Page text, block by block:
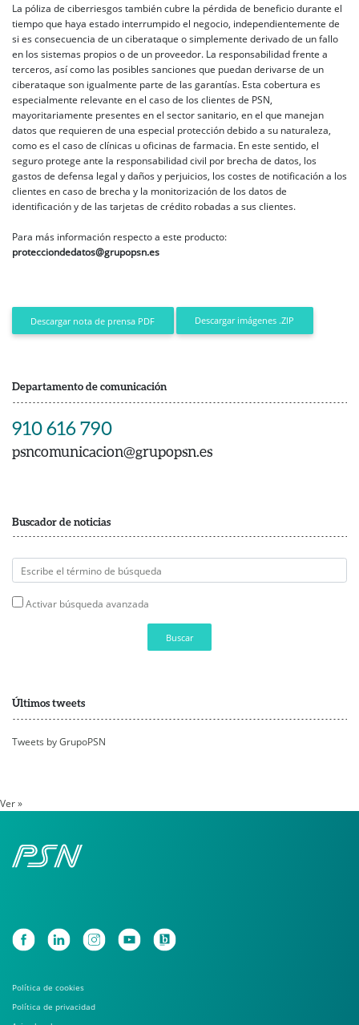
La póliza de ciberriesgos también cubre la pérdida de beneficio durante el
tiempo que haya estado interrumpido el negocio, independientemente de
si es consecuencia de un ciberataque o simplemente derivado de un fallo
en los sistemas propios o de un proveedor. La responsabilidad frente a
terceros, así como las posibles sanciones que puedan derivarse de un
ciberataque son igualmente parte de las garantías. Esta cobertura es
especialmente relevante en el caso de los clientes de PSN,
mayoritariamente presentes en el sector sanitario, en el que manejan
datos que requieren de una especial protección debido a su naturaleza,
como es el caso de clínicas u oficinas de farmacia. En este sentido, el
seguro protege ante la responsabilidad civil por brecha de datos, los
gastos de defensa legal y daños y perjuicios, los costes de notificación a los
clientes en caso de brecha y la monitorización de los datos de
identificación y de las tarjetas de crédito robadas a sus clientes.
Para más información respecto a este producto:
protecciondedatos@grupopsn.es
Descargar nota de prensa PDF Descargar imágenes .ZIP
Departamento de comunicación
910 616 790
psncomunicacion@grupopsn.es
Buscador de noticias
Activar búsqueda avanzada
Buscar
Últimos tweets
Tweets by GrupoPSN
Ver »
Política de cookies
Política de privacidad